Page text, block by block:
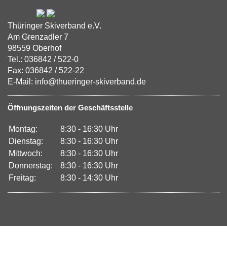
Thüringer Skiverband e.V.
Am Grenzadler 7
98559 Oberhof
Tel.: 036842 / 522-0
Fax: 036842 / 522-22
E-Mail: info@thueringer-skiverband.de
Öffnungszeiten der Geschäftsstelle
Montag:
8:30 - 16:30 Uhr
Dienstag:
8:30 - 16:30 Uhr
Mittwoch:
8:30 - 16:30 Uhr
Donnerstag:
8:30 - 16:30 Uhr
Freitag:
8:30 - 14:30 Uhr